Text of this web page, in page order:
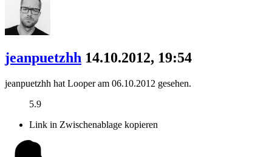
jeanpuetzhh 14.10.2012, 19:54
jeanpuetzhh hat Looper am 06.10.2012 gesehen.
5.9
Link in Zwischenablage kopieren